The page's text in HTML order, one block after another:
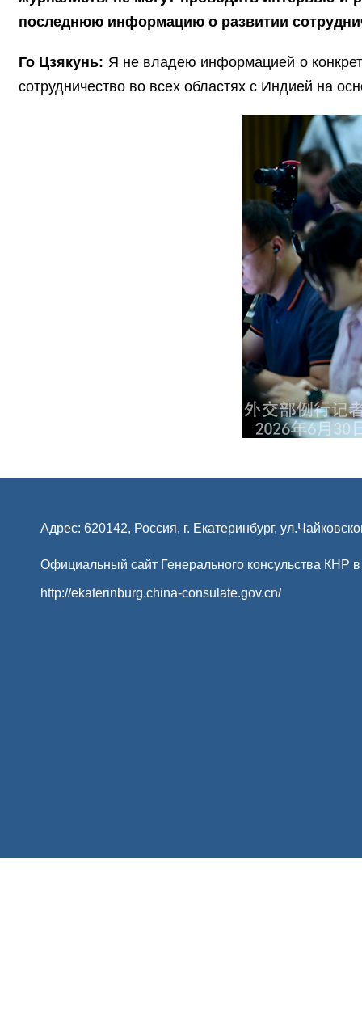
последнюю информацию о развитии
Го Цзякунь: Я не владею информацией о
сотрудничество во всех областях с Индией на
Адрес: 620142, Россия, г. Екатеринбург,
Официальный сайт Генерального консульства КНР в
http://ekaterinburg.china-consulate.gov.cn/